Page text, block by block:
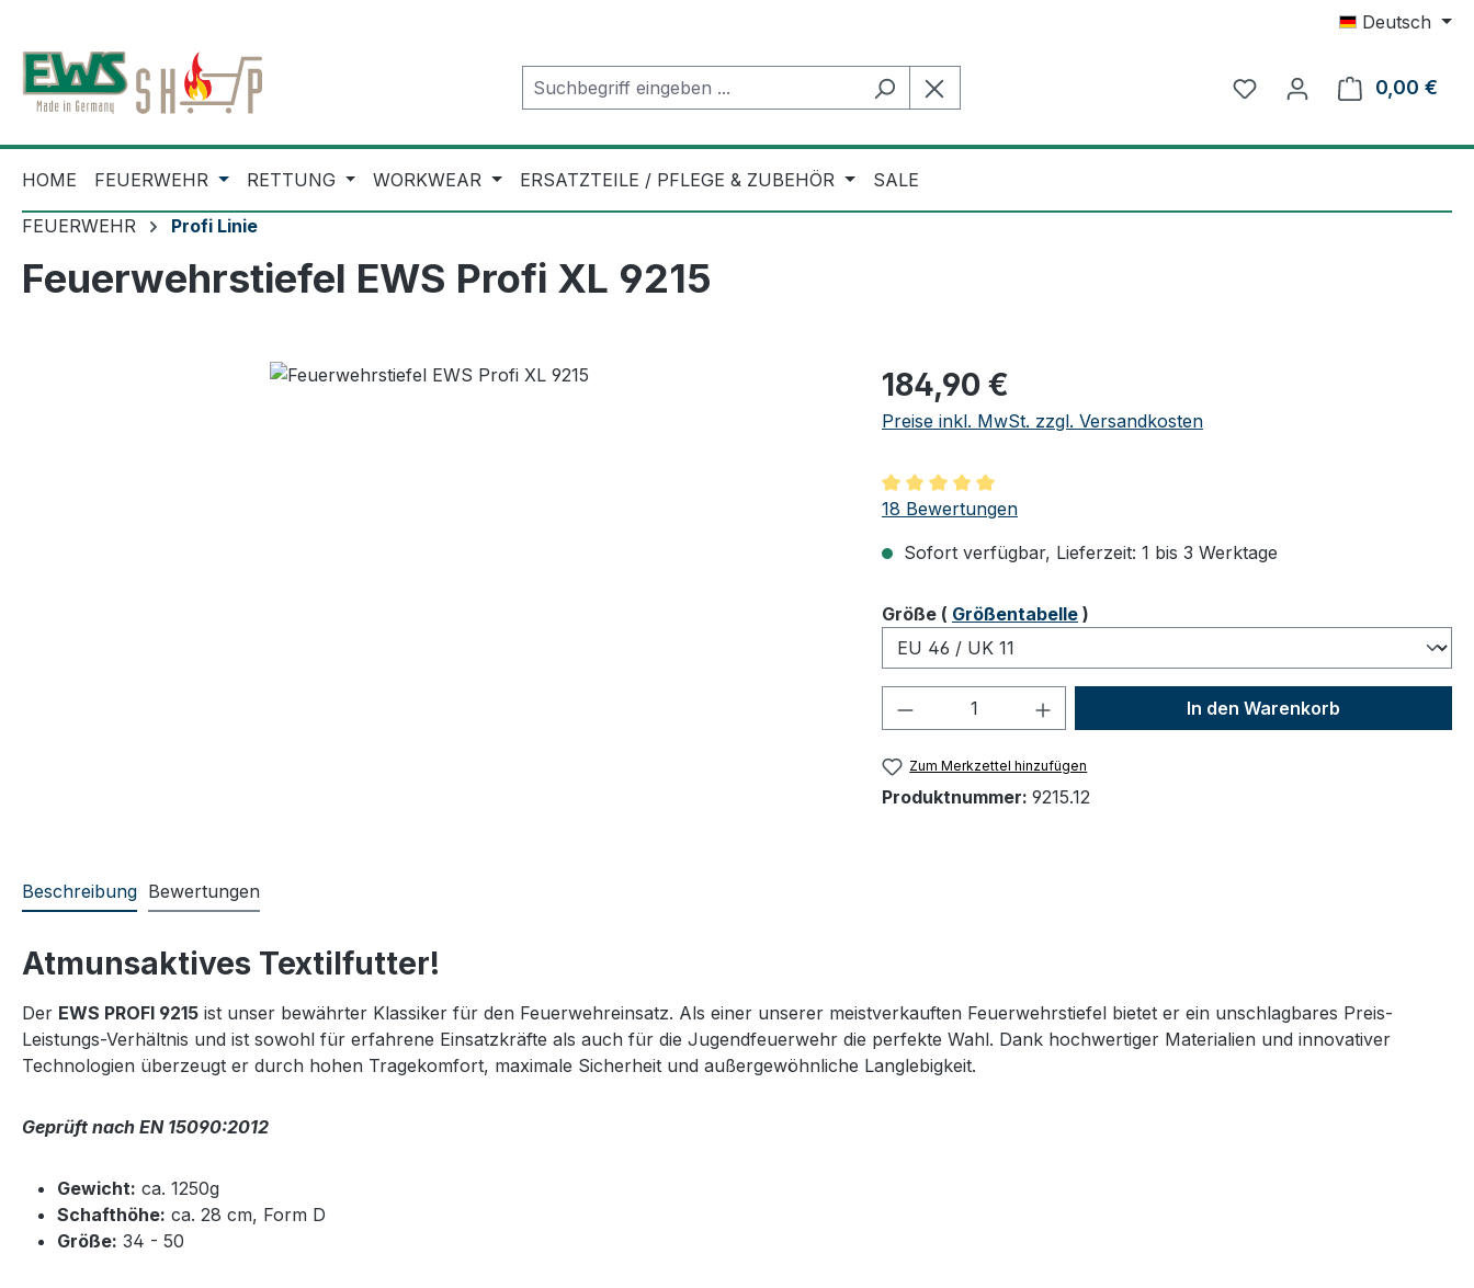
Deutsch
0,00 €
HOME FEUERWEHR RETTUNG WORKWEAR ERSATZTEILE / PFLEGE & ZUBEHÖR SALE
FEUERWEHR Profi Linie
Feuerwehrstiefel EWS Profi XL 9215
Regulärer Preis:
184,90 €
Preise inkl. MwSt. zzgl. Versandkosten
Durchschnittliche Bewertung von 5 von 5 Sternen
18 Bewertungen
Sofort verfügbar, Lieferzeit: 1 bis 3 Werktage
Größeauswählen
( Größentabelle )
Produkt Anzahl: Gib den gewünschten Wert
In den Warenkorb
Zum Merkzettel hinzufügen
Produktnummer: 9215.12
Beschreibung Bewertungen
Atmunsaktives Textilfutter!
Der EWS PROFI 9215 ist unser bewährter Klassiker für den Feuerwehreinsatz. Als einer unserer meistverkauften Feuerwehrstiefel bietet er ein unschlagbares Preis-
Leistungs-Verhältnis und ist sowohl für erfahrene Einsatzkräfte als auch für die Jugendfeuerwehr die perfekte Wahl. Dank hochwertiger Materialien und innovativer
Technologien überzeugt er durch hohen Tragekomfort, maximale Sicherheit und außergewöhnliche Langlebigkeit.
Geprüft nach EN 15090:2012
Gewicht: ca. 1250g
Schafthöhe: ca. 28 cm, Form D
Größe: 34 - 50